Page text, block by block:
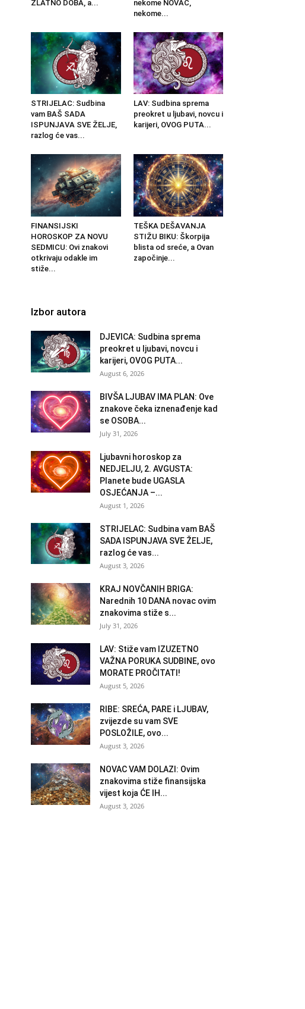
ZLATNO DOBA, a...
nekome NOVAC,
nekome...
STRIJELAC: Sudbina
vam BAŠ SADA
ISPUNJAVA SVE ŽELJE,
razlog će vas...
LAV: Sudbina sprema
preokret u ljubavi, novcu i
karijeri, OVOG PUTA...
FINANSIJSKI
HOROSKOP ZA NOVU
SEDMICU: Ovi znakovi
otkrivaju odakle im
stiže...
TEŠKA DEŠAVANJA
STIŽU BIKU: Škorpija
blista od sreće, a Ovan
započinje...
Izbor autora
DJEVICA: Sudbina sprema
preokret u ljubavi, novcu i
karijeri, OVOG PUTA...
August 6, 2026
BIVŠA LJUBAV IMA PLAN: Ove
znakove čeka iznenađenje kad
se OSOBA...
July 31, 2026
Ljubavni horoskop za
NEDJELJU, 2. AVGUSTA:
Planete bude UGASLA
OSJEĆANJA –...
August 1, 2026
STRIJELAC: Sudbina vam BAŠ
SADA ISPUNJAVA SVE ŽELJE,
razlog će vas...
August 3, 2026
KRAJ NOVČANIH BRIGA:
Narednih 10 DANA novac ovim
znakovima stiže s...
July 31, 2026
LAV: Stiže vam IZUZETNO
VAŽNA PORUKA SUDBINE, ovo
MORATE PROČITATI!
August 5, 2026
RIBE: SREĆA, PARE i LJUBAV,
zvijezde su vam SVE
POSLOŽILE, ovo...
August 3, 2026
NOVAC VAM DOLAZI: Ovim
znakovima stiže finansijska
vijest koja ĆE IH...
August 3, 2026